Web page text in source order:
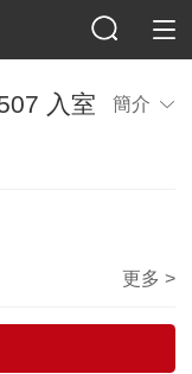
入室
簡介
更多 >